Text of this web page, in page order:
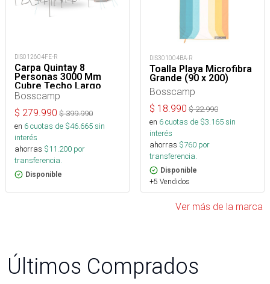
DIS012604FE-R
Carpa Quintay 8
Personas 3000 Mm
Cubre Techo Largo
Toldo Extendido
Bosscamp
$ 279.990 $399.990
en 6cuotas de $46.665sin
interés
ahorras $11.200 por
transferencia.
Disponible
DIS301004BA-R
Toalla Playa Microfibra
Grande (90 x 200)
Bosscamp
$ 18.990 $22.990
en 6cuotas de $3.165sin
interés
ahorras $760 por
transferencia.
Disponible
+5 Vendidos
Ver más de la marca
Últimos Comprados